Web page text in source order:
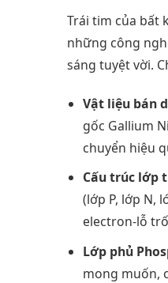
Trái tim của bất
những công
sáng tuyệt vời.
Vật liệu bán
gốc Gallium
chuyển hiệu
Cấu trúc lớp
(lớp P, lớp N,
electron-lỗ
Lớp phủ
mong muốn,